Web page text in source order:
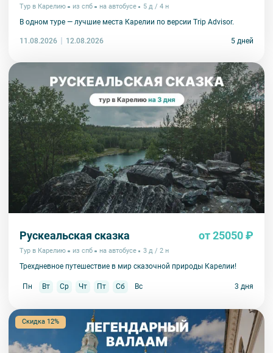
Тур в Карелию из спб на автобусе 5 д / 4 н
В одном туре — лучшие места Карелии по версии Trip Advisor.
11.08.2026 12.08.2026 5 дней
Рускеальская сказка от 25050 ₽
Тур в Карелию из спб на автобусе 3 д / 2 н
Трехдневное путешествие в мир сказочной природы Карелии!
Пн Вт Ср Чт Пт Сб Вс 3 дня
Скидка 12%